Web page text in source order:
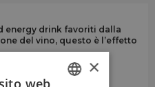
energy drink favoriti dalla
del vino, questo è l’effetto
×
web